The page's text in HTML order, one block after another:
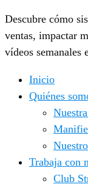
Descubre cómo
ventas, impactar
vídeos semanales
Inicio
Quiénes
Trabaja con
Club